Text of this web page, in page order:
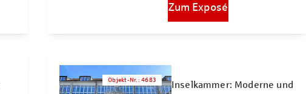
Zum Exposé
Objekt-Nr. :4683
Inselkammer: Moderne und